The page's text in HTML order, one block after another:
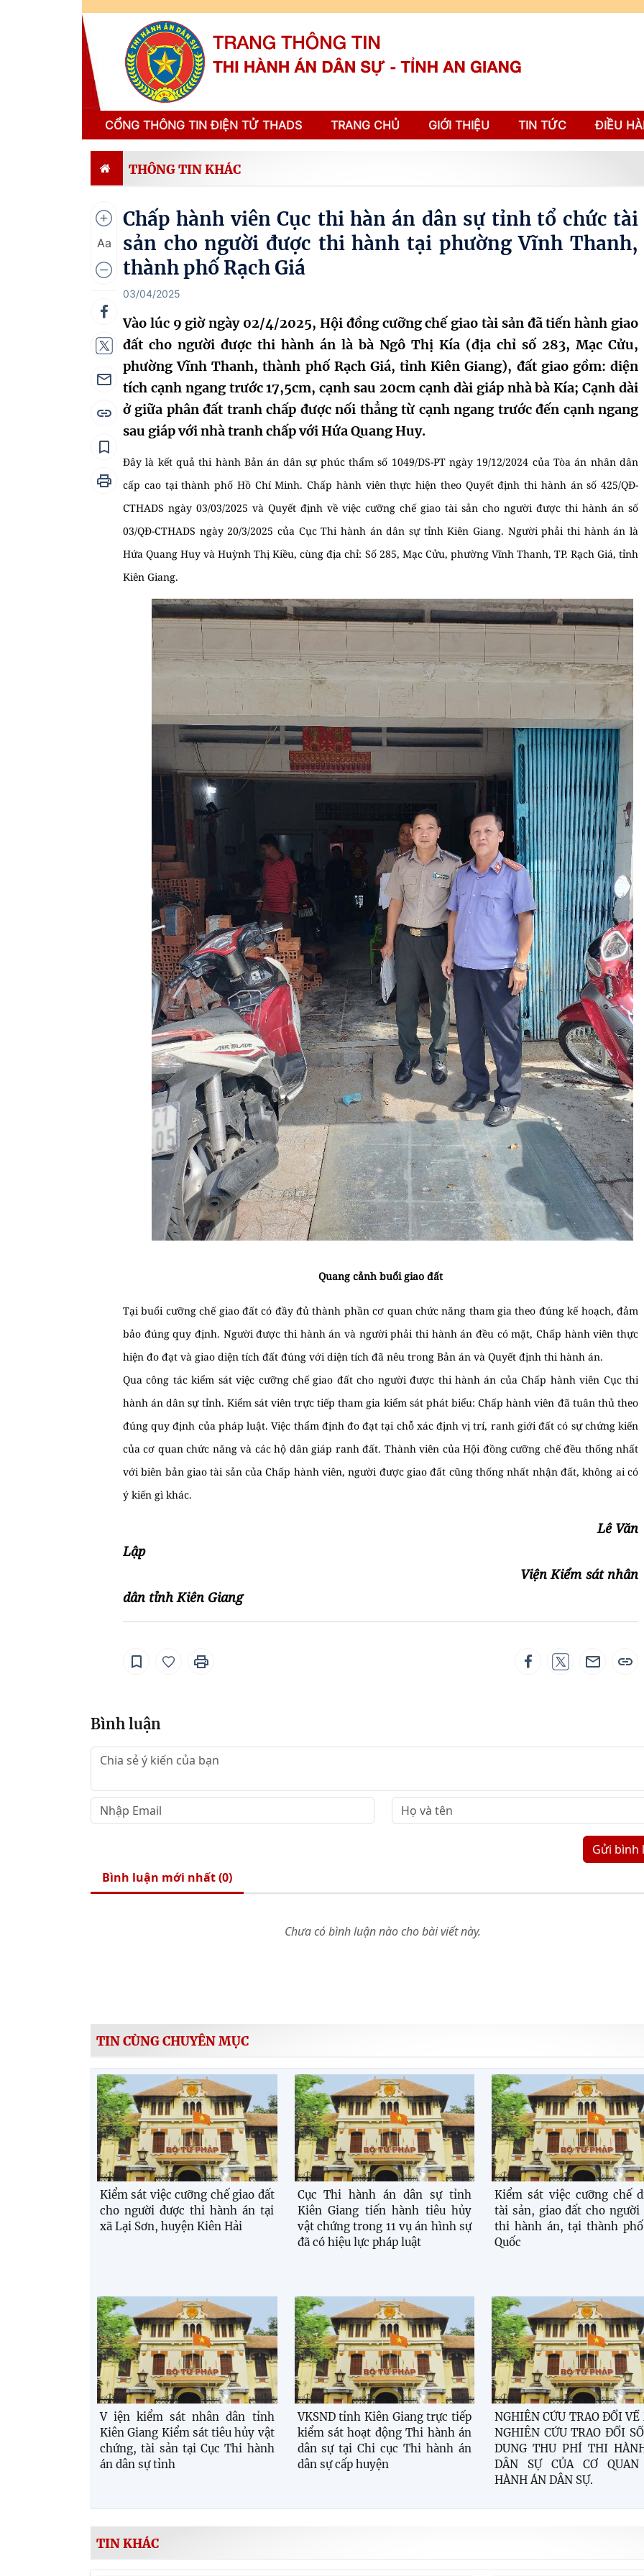
CỔNG THÔNG TIN ĐIỆN TỬ THADS TRANG CHỦ GIỚI THIỆU TIN TỨC ĐIỀU
THÔNG TIN KHÁC
Aa
Chấp hành viên Cục thi hàn án dân sự tỉnh tổ chức tài
sản cho người được thi hành tại phường Vĩnh Thanh,
thành phố Rạch Giá
03/04/2025
Vào lúc 9 giờ ngày 02/4/2025, Hội đồng cưỡng chế giao tài sản đã tiến hành giao
đất cho người được thi hành án là bà Ngô Thị Kía (địa chỉ số 283, Mạc Cửu,
phường Vĩnh Thanh, thành phố Rạch Giá, tỉnh Kiên Giang), đất giao gồm: diện
tích cạnh ngang trước 17,5cm, cạnh sau 20cm cạnh dài giáp nhà bà Kía; Cạnh dài
ở giữa phân đất tranh chấp được nối thẳng từ cạnh ngang trước đến cạnh ngang
sau giáp với nhà tranh chấp với Hứa Quang Huy.
Đây là kết quả thi hành Bản án dân sự phúc thẩm số 1049/DS-PT ngày 19/12/2024 của Tòa án nhân dân
cấp cao tại thành phố Hồ Chí Minh. Chấp hành viên thực hiện theo Quyết định thi hành án số 425/QĐ-
CTHADS ngày 03/03/2025 và Quyết định về việc cưỡng chế giao tài sản cho người được thi hành án số
03/QĐ-CTHADS ngày 20/3/2025 của Cục Thi hành án dân sự tỉnh Kiên Giang. Người phải thi hành án là
Hứa Quang Huy và Huỳnh Thị Kiều, cùng địa chỉ: Số 285, Mạc Cửu, phường Vĩnh Thanh, TP. Rạch Giá, tỉnh
Kiên Giang.
Quang cảnh buổi giao đất
Tại buổi cưỡng chế giao đất có đầy đủ thành phần cơ quan chức năng tham gia theo đúng kế hoạch, đảm
bảo đúng quy định. Người được thi hành án và người phải thi hành án đều có mặt, Chấp hành viên thực
hiện đo đạt và giao diện tích đất đúng với diện tích đã nêu trong Bản án và Quyết định thi hành án.
Qua công tác kiểm sát việc cưỡng chế giao đất cho người được thi hành án của Chấp hành viên Cục thi
hành án dân sự tỉnh. Kiểm sát viên trực tiếp tham gia kiểm sát phát biểu: Chấp hành viên đã tuân thủ theo
đúng quy định của pháp luật. Việc thẩm định đo đạt tại chỗ xác định vị trí, ranh giới đất có sự chứng kiến
của cơ quan chức năng và các hộ dân giáp ranh đất. Thành viên của Hội đồng cưỡng chế đều thống nhất
với biên bản giao tài sản của Chấp hành viên, người được giao đất cũng thống nhất nhận đất, không ai có
ý kiến gì khác.
Lê Văn
Lập
Viện Kiểm sát nhân
dân tỉnh Kiên Giang
Bình luận
Gửi bình
Bình luận mới nhất (0)
Chưa có bình luận nào cho bài viết này.
TIN CÙNG CHUYÊN MỤC
Kiểm sát việc cưỡng chế giao đất
cho người được thi hành án tại
xã Lại Sơn, huyện Kiên Hải
Cục Thi hành án dân sự tỉnh
Kiên Giang tiến hành tiêu hủy
vật chứng trong 11 vụ án hình sự
đã có hiệu lực pháp luật
Kiểm sát việc cưỡng chế
tài sản, giao đất cho người
thi hành án, tại thành
Quốc
V iện kiểm sát nhân dân tỉnh
Kiên Giang Kiểm sát tiêu hủy vật
chứng, tài sản tại Cục Thi hành
án dân sự tỉnh
VKSND tỉnh Kiên Giang trực tiếp
kiểm sát hoạt động Thi hành án
dân sự tại Chi cục Thi hành án
dân sự cấp huyện
NGHIÊN CỨU TRAO ĐỔI VỀ
NGHIÊN CỨU TRAO ĐỔI
DUNG THU PHÍ THI
DÂN SỰ CỦA CƠ
HÀNH ÁN DÂN SỰ.
TIN KHÁC